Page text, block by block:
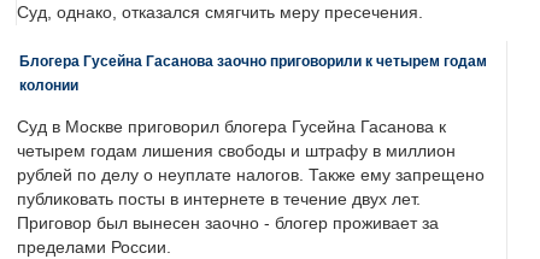
Суд, однако, отказался смягчить меру пресечения.
Блогера Гусейна Гасанова заочно приговорили к четырем годам
колонии
Суд в Москве приговорил блогера Гусейна Гасанова к
четырем годам лишения свободы и штрафу в миллион
рублей по делу о неуплате налогов. Также ему запрещено
публиковать посты в интернете в течение двух лет.
Приговор был вынесен заочно - блогер проживает за
пределами России.